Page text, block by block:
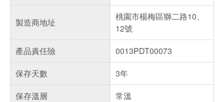
製造商地址
桃園市楊梅區獅二路10、
12號
產品責任險
0013PDT00073
保存天數
3年
保存溫層
常溫